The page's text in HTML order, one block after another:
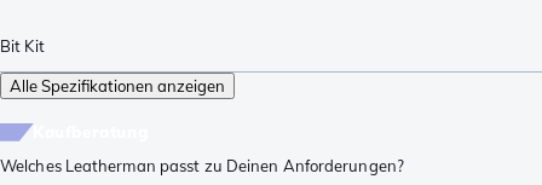
Bit Kit
Alle Spezifikationen anzeigen
Welches Leatherman passt zu Deinen Anforderungen?